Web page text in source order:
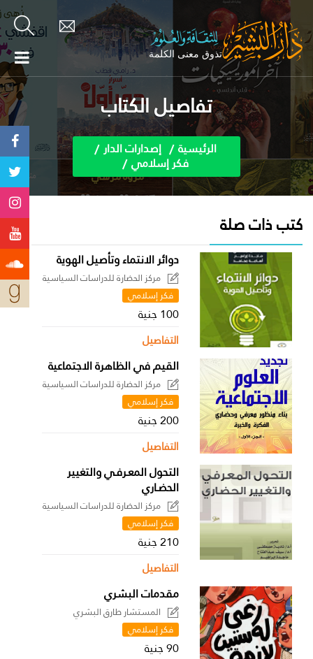
تفاصيل الكتاب
الرئيسية إصدارات الدار
فكر إسلامي
كتب ذات صلة
دوائر الانتماء وتأصيل الهوية
مركز الحضارة للدراسات السياسية
فكر إسلامي
100 جنية
التفاصيل
القيم في الظاهرة الاجتماعية
مركز الحضارة للدراسات السياسية
فكر إسلامي
200 جنية
التفاصيل
التحول المعـرفـي والتغيير
الحضـاري
مركز الحضارة للدراسات السياسية
فكر إسلامي
210 جنية
التفاصيل
مقدمات البشري
المستشار طارق البشري
فكر إسلامي
90 جنية